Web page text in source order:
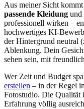
Aus meiner Sicht
passende Kleidung und
professionell wirken –
hochwertiges KI-
der Hintergrund neutral
Ablenkung. Dein
sehen sein, mit
Wer Zeit und Budget
erstellen – in der Regel
Fotostudio. Die Qualität
Erfahrung völlig